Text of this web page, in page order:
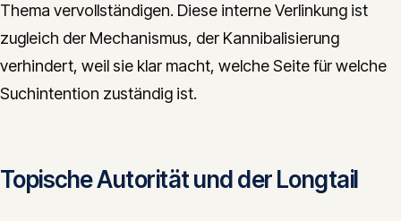
Thema vervollständigen. Diese interne Verlinkung ist
zugleich der Mechanismus, der Kannibalisierung
verhindert, weil sie klar macht, welche Seite für welche
Suchintention zuständig ist.
Topische Autorität und der Longtail